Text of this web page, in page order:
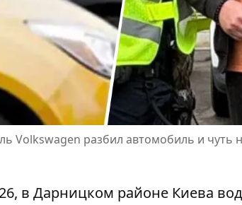
Volkswagen разбил автомобиль и чуть
в Дарницком районе Киева